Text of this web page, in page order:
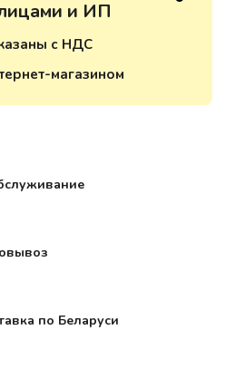
и ИП
с НДС
магазином
по Беларуси